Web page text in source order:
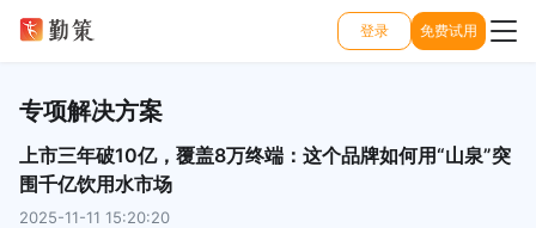
登录 免费试用
专项解决方案
上市三年破10亿，覆盖8万终端：这个品牌如何用“山泉”突
围千亿饮用水市场
2025-11-11 15:20:20